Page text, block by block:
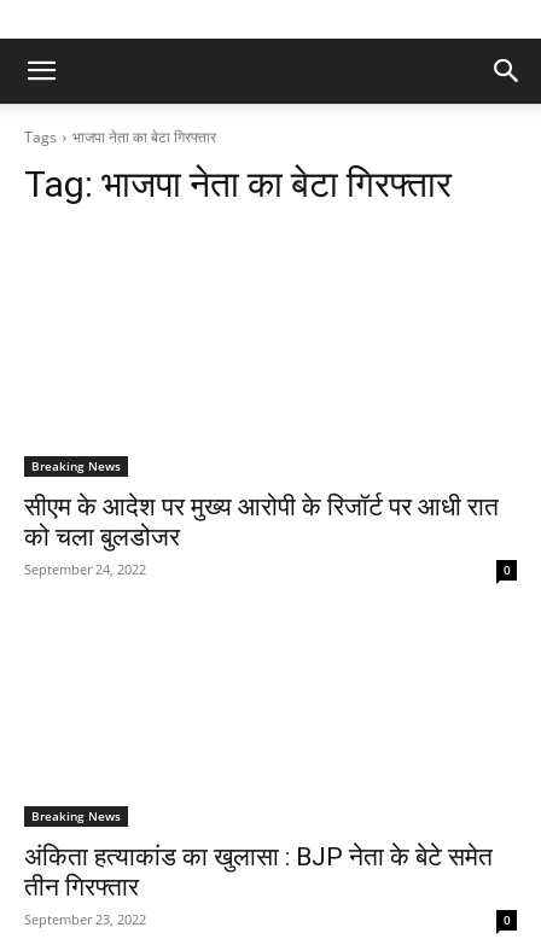
Tags भाजपा नेता का बेटा गिरफ्तार
Tag: भाजपा नेता का बेटा गिरफ्तार
Breaking News
सीएम के आदेश पर मुख्य आरोपी के रिजॉर्ट पर आधी रात
को चला बुलडोजर
September 24, 2022 0
Breaking News
अंकिता हत्याकांड का खुलासा : BJP नेता के बेटे समेत
तीन गिरफ्तार
September 23, 2022 0